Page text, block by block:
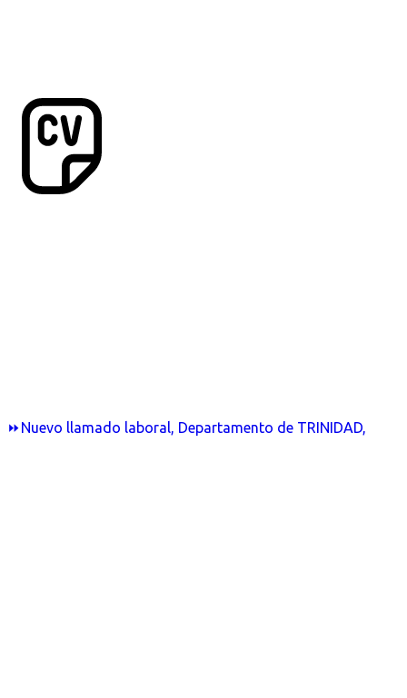
⏩Nuevo llamado laboral, Departamento de TRINIDAD,